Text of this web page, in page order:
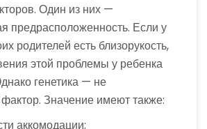
Один из них —
предрасположенность. Если у
родителей есть близорукость,
этой проблемы у ребенка
генетика — не
Значение имеют также:
аккомодации;